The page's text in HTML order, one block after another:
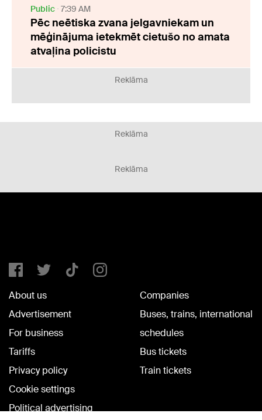
Public 7:39 AM
Pēc neētiska zvana jelgavniekam un
mēģinājuma ietekmēt cietušo no amata
atvaļina policistu
Reklāma
Reklāma
Reklāma
About us
Advertisement
For business
Tariffs
Privacy policy
Cookie settings
Political advertising
Companies
Buses, trains, international
schedules
Bus tickets
Train tickets